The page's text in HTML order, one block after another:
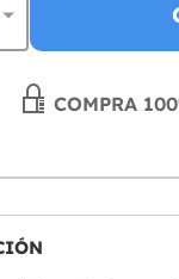
COMPRA